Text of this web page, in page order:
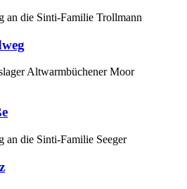
an die Sinti-Familie Trollmann
Altwarmbüchener Moor
an die Sinti-Familie Seeger